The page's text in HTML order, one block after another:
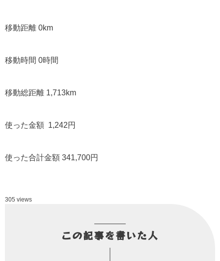
移動距離 0km
移動時間 0時間
移動総距離 1,713km
使った金額 1,242円
使った合計金額 341,700円
305 views
この記事を書いた人